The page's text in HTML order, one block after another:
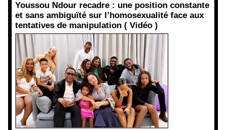
Youssou Ndour recadre : une position constante
et sans ambiguïté sur l’homosexualité face aux
tentatives de manipulation ( Vidéo )